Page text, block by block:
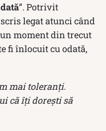
”. Potrivit
scris legat atunci când
moment din trecut
fi înlocuit cu odată,
mai toleranți.
că îți dorești să